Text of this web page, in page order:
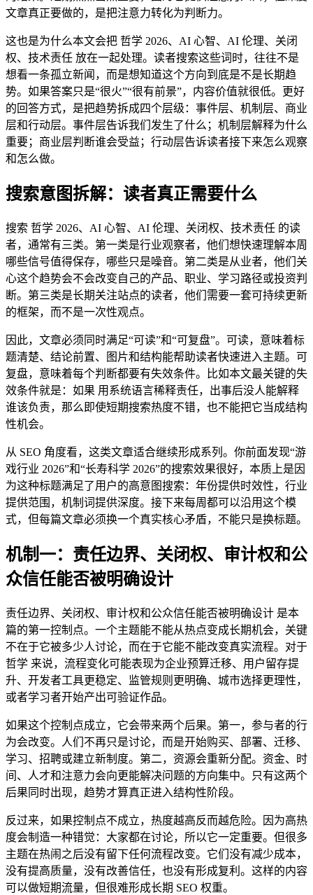
文章真正要做的，是把注意力转化为判断力。
这也是为什么本文会把 哲学 2026、AI 心智、AI 伦理、关闭
权、技术责任 放在一起处理。读者搜索这些词时，往往不是
想看一条孤立新闻，而是想知道这个方向到底是不是长期趋
势。如果答案只是“很火”“很有前景”，内容价值就很低。更好
的回答方式，是把趋势拆成四个层级：事件层、机制层、商业
层和行动层。事件层告诉我们发生了什么；机制层解释为什么
重要；商业层判断谁会受益；行动层告诉读者接下来怎么观察
和怎么做。
搜索意图拆解：读者真正需要什么
搜索 哲学 2026、AI 心智、AI 伦理、关闭权、技术责任 的读
者，通常有三类。第一类是行业观察者，他们想快速理解本周
哪些信号值得保存，哪些只是噪音。第二类是从业者，他们关
心这个趋势会不会改变自己的产品、职业、学习路径或投资判
断。第三类是长期关注站点的读者，他们需要一套可持续更新
的框架，而不是一次性观点。
因此，文章必须同时满足“可读”和“可复盘”。可读，意味着标
题清楚、结论前置、图片和结构能帮助读者快速进入主题。可
复盘，意味着每个判断都要有失效条件。比如本文最关键的失
效条件就是：如果 用系统语言稀释责任，出事后没人能解释
谁该负责，那么即使短期搜索热度不错，也不能把它当成结构
性机会。
从 SEO 角度看，这类文章适合继续形成系列。你前面发现“游
戏行业 2026”和“长寿科学 2026”的搜索效果很好，本质上是因
为这种标题满足了用户的高意图搜索：年份提供时效性，行业
提供范围，机制词提供深度。接下来每周都可以沿用这个模
式，但每篇文章必须换一个真实核心矛盾，不能只是换标题。
机制一：责任边界、关闭权、审计权和公
众信任能否被明确设计
责任边界、关闭权、审计权和公众信任能否被明确设计 是本
篇的第一控制点。一个主题能不能从热点变成长期机会，关键
不在于它被多少人讨论，而在于它能不能改变真实流程。对于
哲学 来说，流程变化可能表现为企业预算迁移、用户留存提
升、开发者工具更稳定、监管规则更明确、城市选择更理性，
或者学习者开始产出可验证作品。
如果这个控制点成立，它会带来两个后果。第一，参与者的行
为会改变。人们不再只是讨论，而是开始购买、部署、迁移、
学习、招聘或建立新制度。第二，资源会重新分配。资金、时
间、人才和注意力会向更能解决问题的方向集中。只有这两个
后果同时出现，趋势才算真正进入结构性阶段。
反过来，如果控制点不成立，热度越高反而越危险。因为高热
度会制造一种错觉：大家都在讨论，所以它一定重要。但很多
主题在热闹之后没有留下任何流程改变。它们没有减少成本，
没有提高质量，没有改善信任，也没有形成复利。这样的内容
可以做短期流量，但很难形成长期 SEO 权重。